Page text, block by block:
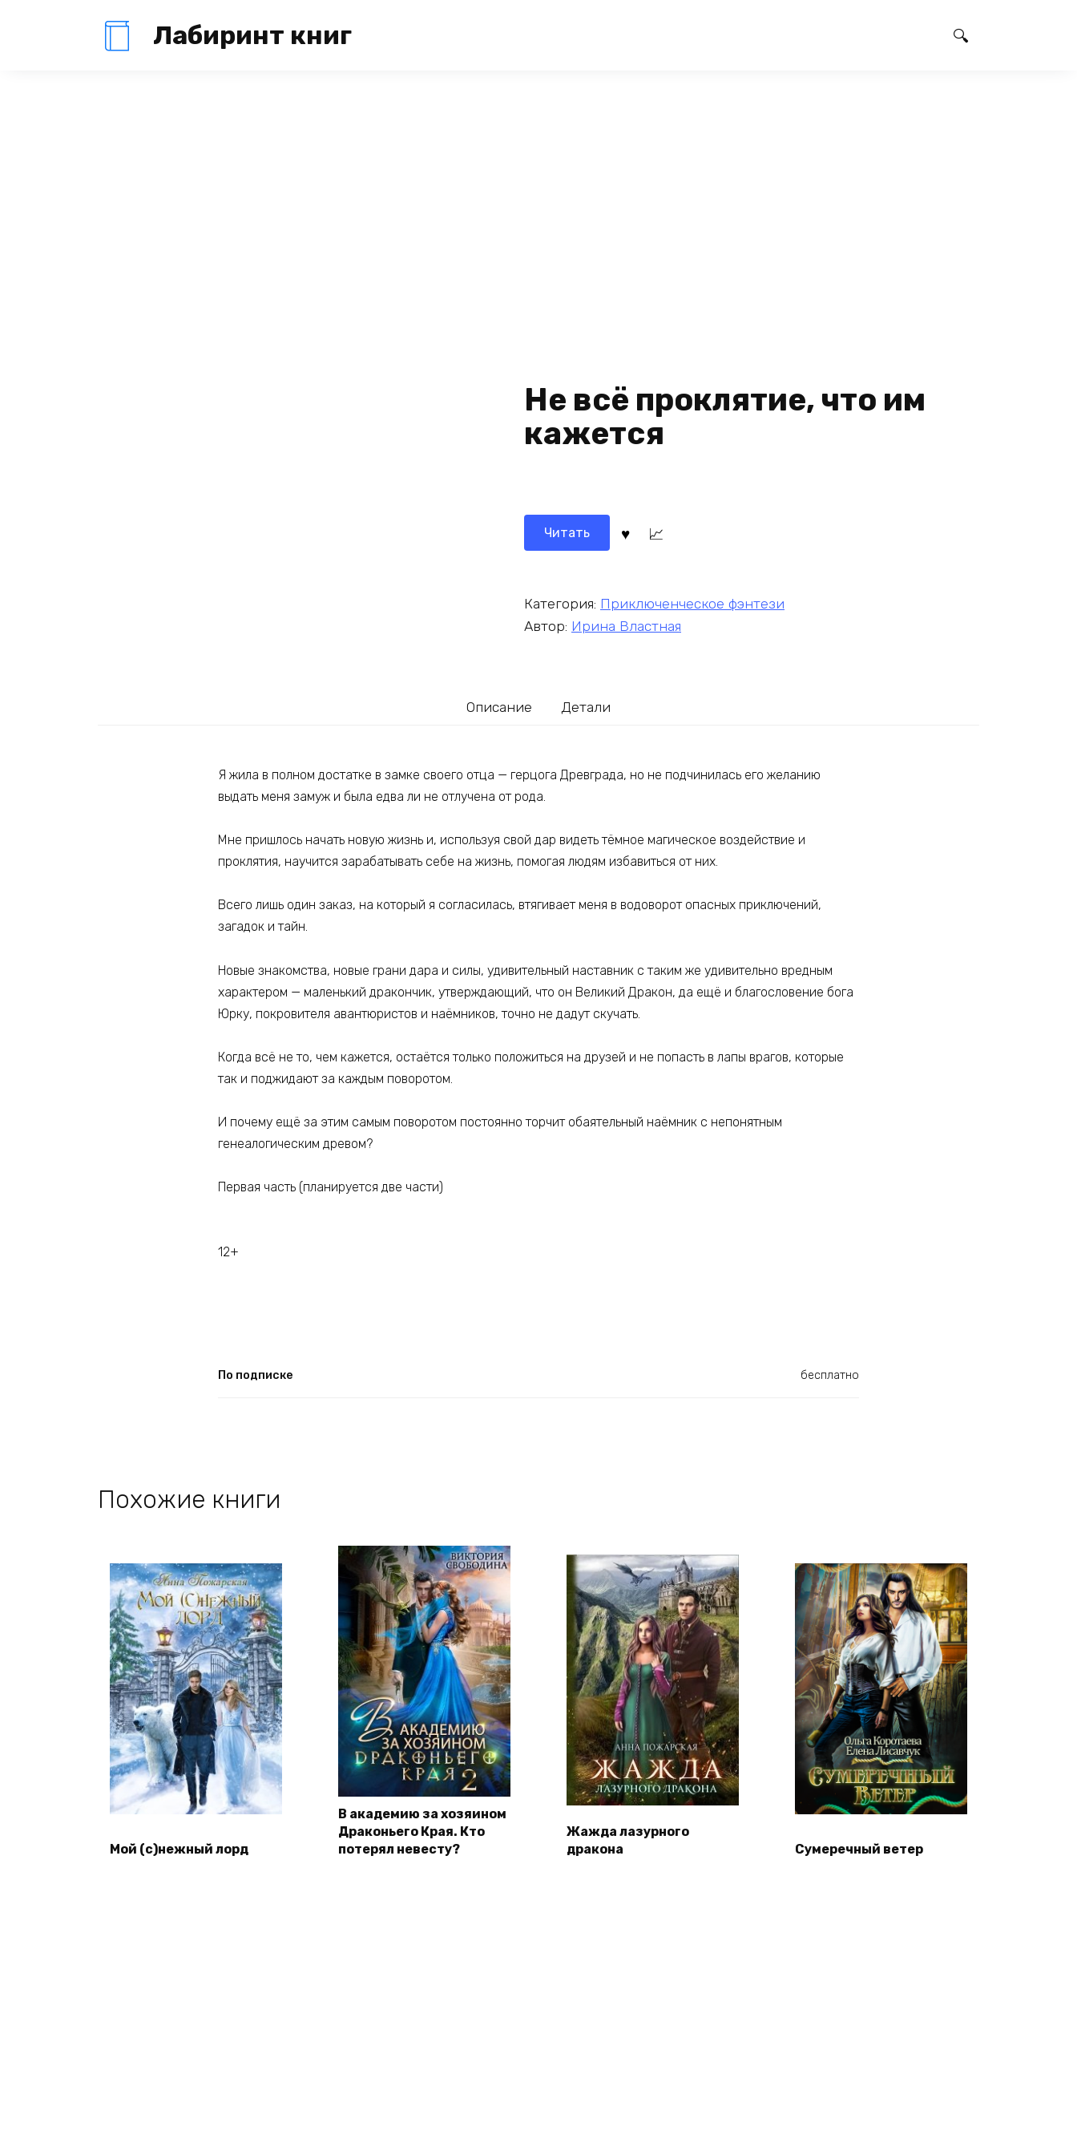
Лабиринт книг
Не всё проклятие, что им
кажется
Читать
Категория: Приключенческое фэнтези
Автор: Ирина Властная
Описание Детали
Я жила в полном достатке в замке своего отца — герцога Древграда, но не подчинилась его желанию
выдать меня замуж и была едва ли не отлучена от рода.
Мне пришлось начать новую жизнь и, используя свой дар видеть тёмное магическое воздействие и
проклятия, научится зарабатывать себе на жизнь, помогая людям избавиться от них.
Всего лишь один заказ, на который я согласилась, втягивает меня в водоворот опасных приключений,
загадок и тайн.
Новые знакомства, новые грани дара и силы, удивительный наставник с таким же удивительно вредным
характером — маленький дракончик, утверждающий, что он Великий Дракон, да ещё и благословение бога
Юрку, покровителя авантюристов и наёмников, точно не дадут скучать.
Когда всё не то, чем кажется, остаётся только положиться на друзей и не попасть в лапы врагов, которые
так и поджидают за каждым поворотом.
И почему ещё за этим самым поворотом постоянно торчит обаятельный наёмник с непонятным
генеалогическим древом?
Первая часть (планируется две части)
12+
По подписке бесплатно
Похожие книги
Мой (с)нежный лорд
В академию за хозяином
Драконьего Края. Кто
потерял невесту?
Жажда лазурного
дракона
Сумеречный ветер